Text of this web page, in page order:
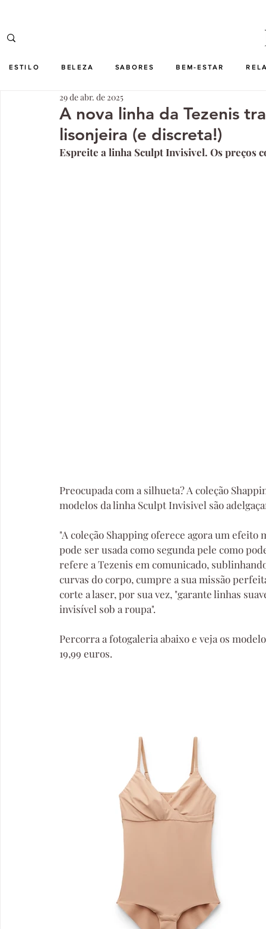
ESTILO BELEZA SABORES BEM-ESTAR
A nova linha da Tezenis
lisonjeira (e discreta!)
29 de abr. de 2025
Espreite a linha Sculpt Invisivel. Os preços
Preocupada com a silhueta? A coleção
modelos da linha Sculpt Invisivel são
"A coleção Shapping oferece agora um
pode ser usada como segunda pele como
refere a Tezenis em comunicado,
curvas do corpo, cumpre a sua missão
corte a laser, por sua vez, "garante linhas
invisível sob a roupa".
Percorra a fotogaleria abaixo e veja os
19,99 euros.